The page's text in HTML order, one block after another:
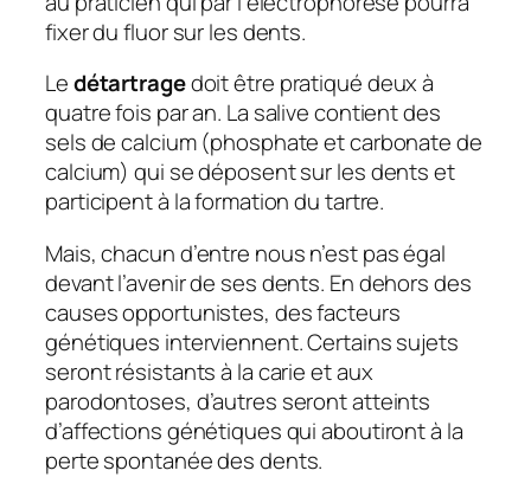
fixer du fluor sur les dents.
Ledétartragedoit être pratiqué deux à
quatre fois par an. La salive contient des
sels de calcium (phosphate et carbonate de
calcium) qui se déposent sur les dents et
participent à la formation du tartre.
Mais, chacun d’entre nous n’est pas égal
devant l’avenir de ses dents. En dehors des
causes opportunistes, des facteurs
génétiques interviennent. Certains sujets
seront résistants à la carie et aux
parodontoses, d’autres seront atteints
d’affections génétiques qui aboutiront à la
perte spontanée des dents.